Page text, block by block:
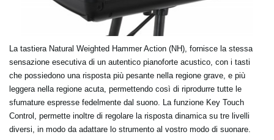
La tastiera Natural Weighted Hammer Action (NH), fornisce la stessa
sensazione esecutiva di un autentico pianoforte acustico, con i tasti
che possiedono una risposta più pesante nella regione grave, e più
leggera nella regione acuta, permettendo così di riprodurre tutte le
sfumature espresse fedelmente dal suono. La funzione Key Touch
Control, permette inoltre di regolare la risposta dinamica su tre livelli
diversi, in modo da adattare lo strumento al vostro modo di suonare.